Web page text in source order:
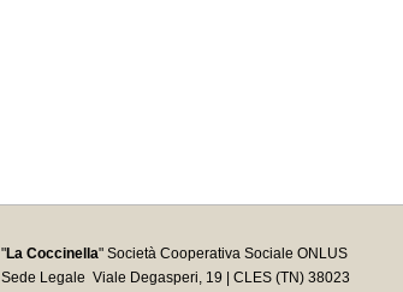
"La Coccinella" Società Cooperativa Sociale ONLUS
Sede Legale Viale Degasperi, 19 | CLES (TN) 38023